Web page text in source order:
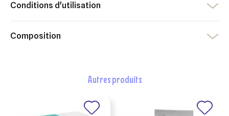
Conditions d'utilisation
Composition
autres produits